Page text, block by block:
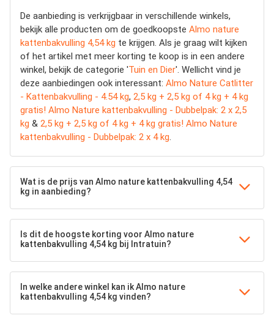
De aanbieding is verkrijgbaar in verschillende winkels,
bekijk alle producten om de goedkoopste Almo nature
kattenbakvulling 4,54 kg te krijgen. Als je graag wilt kijken
of het artikel met meer korting te koop is in een andere
winkel, bekijk de categorie 'Tuin en Dier'. Wellicht vind je
deze aanbiedingen ook interessant: Almo Nature Catlitter
- Kattenbakvulling - 4.54 kg, 2,5 kg + 2,5 kg of 4 kg + 4 kg
gratis! Almo Nature kattenbakvulling - Dubbelpak: 2 x 2,5
kg & 2,5 kg + 2,5 kg of 4 kg + 4 kg gratis! Almo Nature
kattenbakvulling - Dubbelpak: 2 x 4 kg.
Wat is de prijs van Almo nature kattenbakvulling 4,54
kg in aanbieding?
Is dit de hoogste korting voor Almo nature
kattenbakvulling 4,54 kg bij Intratuin?
In welke andere winkel kan ik Almo nature
kattenbakvulling 4,54 kg vinden?